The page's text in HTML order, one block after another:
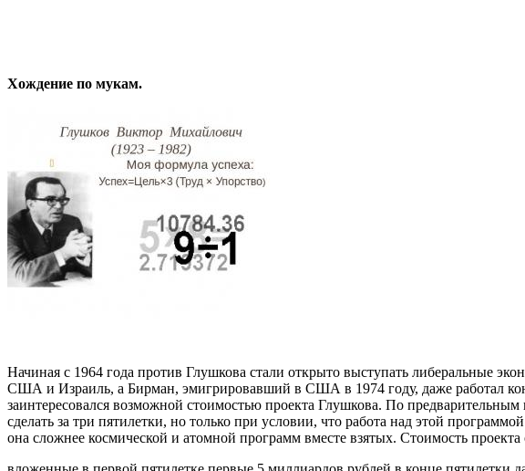
Хождение по мукам.
Начиная с 1964 года против Глушкова стали открыто выступать либеральные
США и Израиль, а Бирман, эмигрировавший в США в 1974 году, даже работал
заинтересовался возможной стоимостью проекта Глушкова. По
сделать за три пятилетки, но только при условии, что работа над этой
она сложнее космической и атомной программ вместе взятых. Стоимость